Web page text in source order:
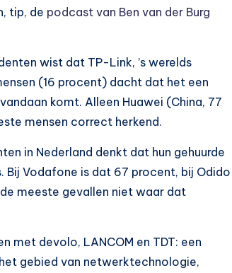
tip, de podcast van Ben van der Burg
wist dat TP-Link, ’s werelds
(16 procent) dacht dat het een
komt. Alleen Huawei (China, 77
mensen correct herkend.
in Nederland denkt dat hun gehuurde
Vodafone is dat 67 procent, bij Odido
meeste gevallen niet waar dat
met devolo, LANCOM en TDT: een
gebied van netwerktechnologie,